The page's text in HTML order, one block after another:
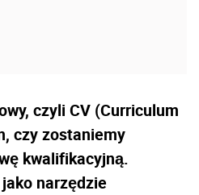
czyli CV (Curriculum
czy zostaniemy
kwalifikacyjną.
narzędzie